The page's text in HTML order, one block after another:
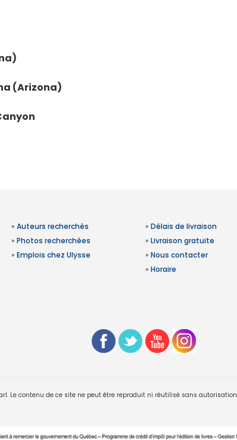
(Arizona)
» Auteurs recherchés
» Photos recherchées
» Emplois chez Ulysse
» Délais de livraison
» Livraison gratuite
» Nous contacter
» Horaire
Le contenu de ce site ne peut être reproduit ni réutilisé sans autorisation